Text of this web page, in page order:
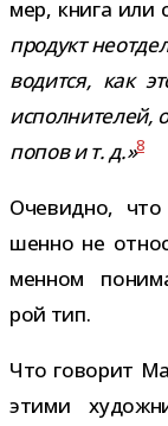
мер, книга или
про­дукт
во­дится, как
исполнителей,
попов и т. д.»8
Очевидно,
шенно не
мен­ном
рой тип.
Что гово­рит
этими